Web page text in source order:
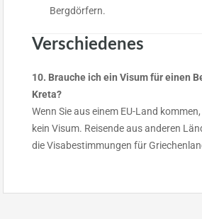
Bergdörfern.
Verschiedenes
10. Brauche ich ein Visum für einen
Kreta?
Wenn Sie aus einem EU-Land
kein Visum. Reisende aus anderen
die Visabestimmungen für